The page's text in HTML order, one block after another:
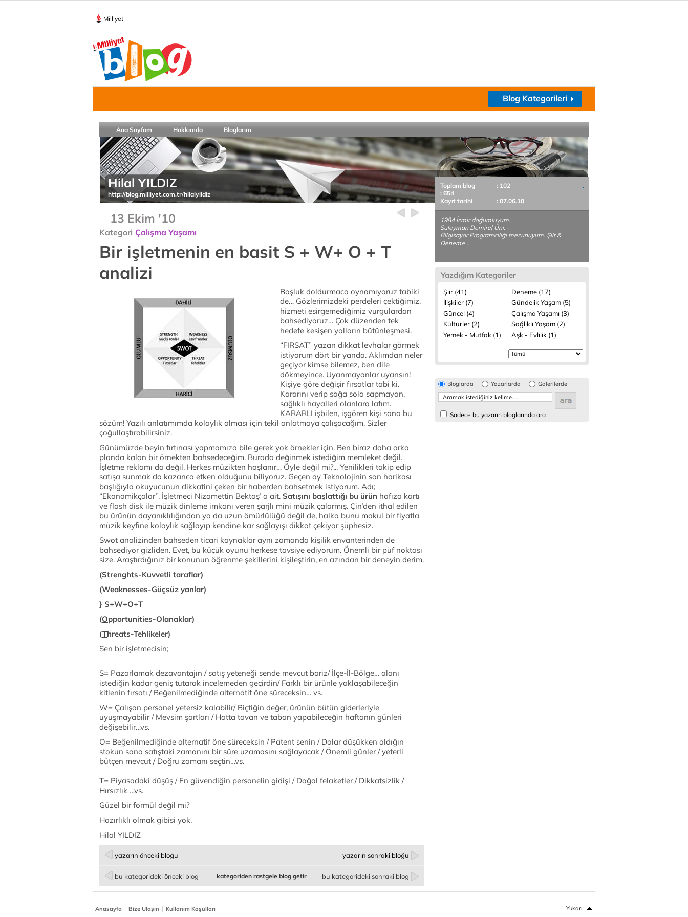
Milliyet
Blog Kategorileri
Ana Sayfam Hakkımda Bloglarım
Hilal YILDIZ
http://blog.milliyet.com.tr/hilalyildiz
13 Ekim '10
Kategori Çalışma Yaşamı
Bir işletmenin en basit S + W+ O + T
analizi
Boşluk doldurmaca oynamıyoruz tabiki
de… Gözlerimizdeki perdeleri çektiğimiz,
hizmeti esirgemediğimiz vurgulardan
bahsediyoruz… Çok düzenden tek
hedefe kesişen yolların bütünleşmesi.
“FIRSAT” yazan dikkat levhalar görmek
istiyorum dört bir yanda. Aklımdan neler
geçiyor kimse bilemez, ben dile
dökmeyince. Uyanmayanlar uyansın!
Kişiye göre değişir fırsatlar tabi ki.
Kararını verip sağa sola sapmayan,
sağlıklı hayalleri olanlara lafım.
KARARLI işbilen, işgören kişi sana bu
sözüm! Yazılı anlatımımda kolaylık olması için tekil anlatmaya çalışacağım. Sizler
çoğullaştırabilirsiniz.
Günümüzde beyin fırtınası yapmamıza bile gerek yok örnekler için. Ben biraz daha arka
planda kalan bir örnekten bahsedeceğim. Burada değinmek istediğim memleket değil.
İşletme reklamı da değil. Herkes müzikten hoşlanır… Öyle değil mi?... Yenilikleri takip edip
satışa sunmak da kazanca etken olduğunu biliyoruz. Geçen ay Teknolojinin son harikası
başlığıyla okuyucunun dikkatini çeken bir haberden bahsetmek istiyorum. Adı;
“Ekonomikçalar”. İşletmeci Nizamettin Bektaş’ a ait. Satışını başlattığı bu ürün hafıza kartı
ve flash disk ile müzik dinleme imkanı veren şarjlı mini müzik çalarmış. Çin’den ithal edilen
bu ürünün dayanıklılığından ya da uzun ömürlülüğü değil de, halka bunu makul bir fiyatla
müzik keyfine kolaylık sağlayıp kendine kar sağlayışı dikkat çekiyor şüphesiz.
Swot analizinden bahseden ticari kaynaklar aynı zamanda kişilik envanterinden de
bahsediyor gizliden. Evet, bu küçük oyunu herkese tavsiye ediyorum. Önemli bir püf noktası
size. Araştırdığınız bir konunun öğrenme şekillerini kişileştirin, en azından bir deneyin derim.
(Strenghts-Kuvvetli taraflar)
(Weaknesses-Güçsüz yanlar)
} S+W+O+T
(Opportunities-Olanaklar)
(Threats-Tehlikeler)
Sen bir işletmecisin;
S= Pazarlamak dezavantajın / satış yeteneği sende mevcut bariz/ İlçe-İl-Bölge… alanı
istediğin kadar geniş tutarak incelemeden geçirdin/ Farklı bir ürünle yaklaşabileceğin
kitlenin fırsatı / Beğenilmediğinde alternatif öne süreceksin… vs.
W= Çalışan personel yetersiz kalabilir/ Biçtiğin değer, ürünün bütün giderleriyle
uyuşmayabilir / Mevsim şartları / Hatta tavan ve taban yapabileceğin haftanın günleri
değişebilir…vs.
O= Beğenilmediğinde alternatif öne süreceksin / Patent senin / Dolar düşükken aldığın
stokun sana satıştaki zamanını bir süre uzamasını sağlayacak / Önemli günler / yeterli
bütçen mevcut / Doğru zamanı seçtin…vs.
T= Piyasadaki düşüş / En güvendiğin personelin gidişi / Doğal felaketler / Dikkatsizlik /
Hırsızlık …vs.
Güzel bir formül değil mi?
Hazırlıklı olmak gibisi yok.
Hilal YILDIZ
yazarın önceki bloğu yazarın sonraki bloğu
bu kategorideki önceki blog bu kategorideki sonraki blog
kategoriden rastgele blog getir
Toplam blog
: 102
: 654
Kayıt tarihi
: 07.06.10
1984 İzmir doğumluyum.
Süleyman Demirel Üni. -
Bilgisayar Programcılığı mezunuyum. Şiir &
Deneme ..
Yazdığım Kategoriler
Şiir (41)
Deneme (17)
İlişkiler (7)
Gündelik Yaşam (5)
Güncel (4)
Çalışma Yaşamı (3)
Kültürler (2)
Sağlıklı Yaşam (2)
Yemek - Mutfak (1)
Aşk - Evlilik (1)
Bloglarda Yazarlarda Galerilerde
Sadece bu yazarın bloglarında ara
Anasayfa | Bize Ulaşın | Kullanım Koşulları Yukarı